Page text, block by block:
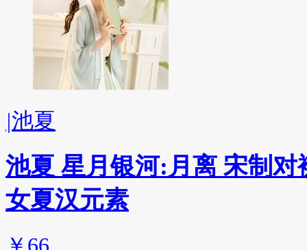
|池夏
池夏 星月银河:月离 宋制
女夏汉元素
￥66